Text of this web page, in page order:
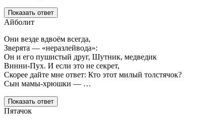
Показать ответ
Айболит
Они везде вдвоём всегда,
Зверята — «неразлейвода»:
Он и его пушистый друг, Шутник, медведик
Винни-Пух. И если это не секрет,
Скорее дайте мне ответ: Кто этот милый толстячок?
Сын мамы-хрюшки — …
Показать ответ
Пятачок